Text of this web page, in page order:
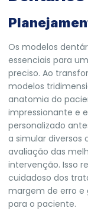
Os modelos
essenciais para
preciso. Ao
modelos
anatomia do
impressionante e
personalizado
a simular diversos
avaliação das
intervenção. Isso
cuidadoso dos
margem de erro e
para o paciente.